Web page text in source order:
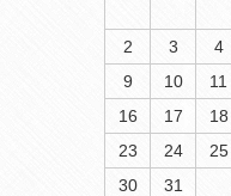
2
3 4
9
10 11
16
17 18
23
24 25
30
31